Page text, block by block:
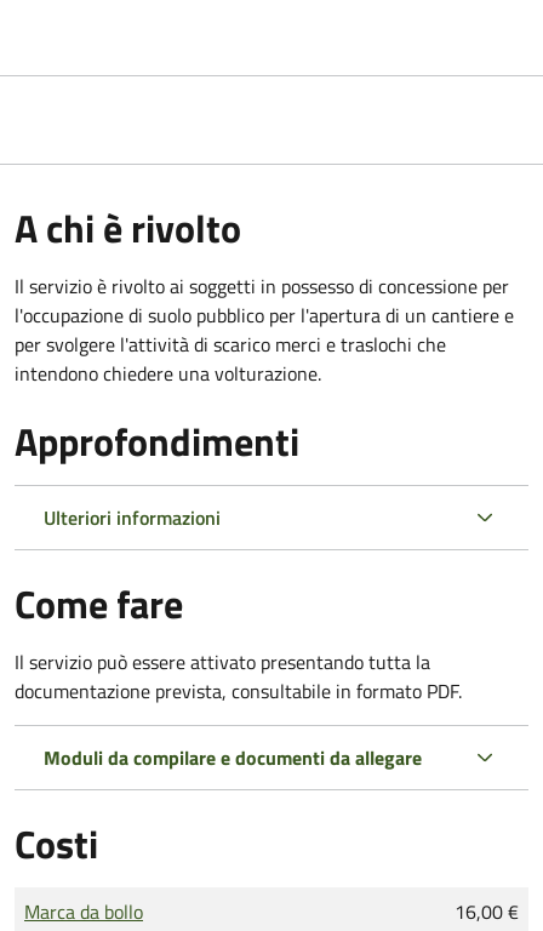
A chi è rivolto
Il servizio è rivolto ai soggetti in possesso di concessione per
l'occupazione di suolo pubblico per l'apertura di un cantiere e
per svolgere l'attività di scarico merci e traslochi che
intendono chiedere una volturazione.
Approfondimenti
Ulteriori informazioni
Come fare
Il servizio può essere attivato presentando tutta la
documentazione prevista, consultabile in formato PDF.
Moduli da compilare e documenti da allegare
Costi
Tipo di pagamento
Importo
Marca da bollo 16,00 €